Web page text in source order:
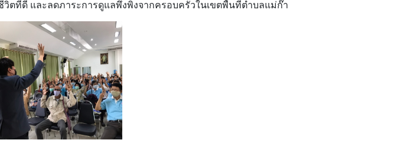
ที่ดี และลดภาระการดูแลพึ่งพิงจากครอบครัวในเขตพื้นที่ตำบลแม่ก๊า